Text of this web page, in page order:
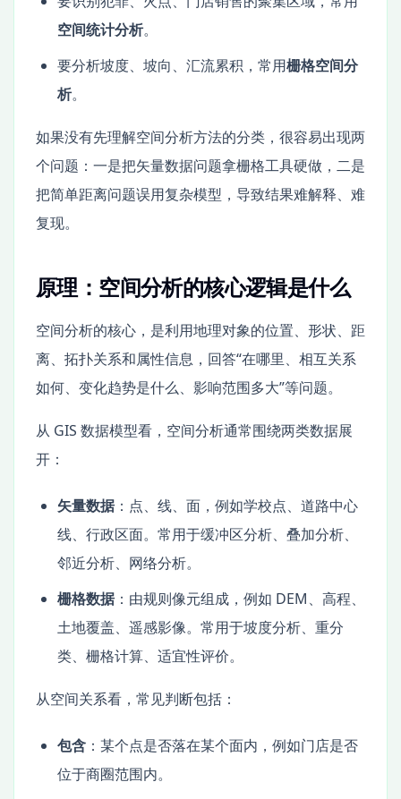
空间统计分析。
要分析坡度、坡向、汇流累积，常用栅格空间分
析。
如果没有先理解空间分析方法的分类，很容易出现两
个问题：一是把矢量数据问题拿栅格工具硬做，二是
把简单距离问题误用复杂模型，导致结果难解释、难
复现。
原理：空间分析的核心逻辑是什么
空间分析的核心，是利用地理对象的位置、形状、距
离、拓扑关系和属性信息，回答“在哪里、相互关系
如何、变化趋势是什么、影响范围多大”等问题。
从 GIS 数据模型看，空间分析通常围绕两类数据展
开：
矢量数据：点、线、面，例如学校点、道路中心
线、行政区面。常用于缓冲区分析、叠加分析、
邻近分析、网络分析。
栅格数据：由规则像元组成，例如 DEM、高程、
土地覆盖、遥感影像。常用于坡度分析、重分
类、栅格计算、适宜性评价。
从空间关系看，常见判断包括：
包含 ：某个点是否落在某个面内，例如门店是否
位于商圈范围内。